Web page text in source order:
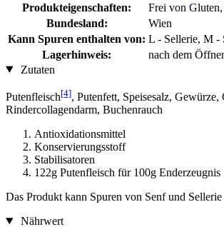
Produkteigenschaften:
Frei von
Bundesland:
Wien
Kann Spuren enthalten von: L - Sellerie, M -
Lagerhinweis:
nach dem
Zutaten
Putenfleisch[4], Putenfett, Speisesalz,
Rindercollagendarm, Buchenrauch
Antioxidationsmittel
Konservierungsstoff
Stabilisatoren
122g Putenfleisch für 100g Enderzeugnis
Das Produkt kann Spuren von Senf und Sellerie
Nährwert